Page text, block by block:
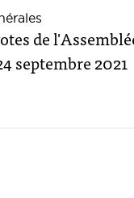
de
septembre 2021